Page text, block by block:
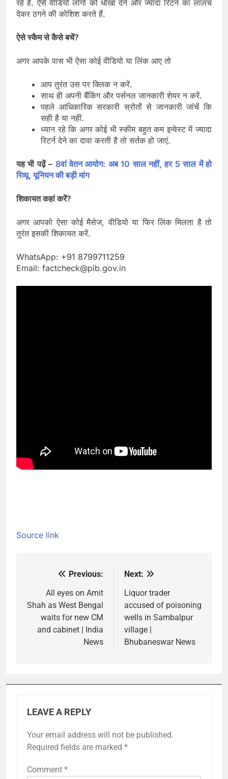
रहे हैं. ऐसे वीडियो लोगों को धोखा देने और ज्यादा रिटर्न का लालच
देकर ठगने की कोशिश करते हैं.
ऐसे स्कैम से कैसे बचें?
अगर आपके पास भी ऐसा कोई वीडियो या लिंक आए तो
आप तुरंत उस पर क्लिक न करें.
साथ ही अपनी बैंकिंग और पर्सनल जानकारी शेयर न करें.
पहले आधिकारिक सरकारी स्रोतों से जानकारी जांचें कि
सही है या नहीं.
ध्यान रहे कि अगर कोई भी स्कीम बहुत कम इन्वेस्ट में ज्यादा
रिटर्न देने का दावा करती है तो सर्तक हो जाएं.
यह भी पढ़ें – 8वां वेतन आयोग: अब 10 साल नहीं, हर 5 साल में हो
रिव्यू, यूनियन की बड़ी मांग
शिकायत कहां करें?
अगर आपको ऐसा कोई मैसेज, वीडियो या फिर लिंक मिलता है तो
तुरंत इसकी शिकायत करें.
WhatsApp: +91 8799711259
Email: factcheck@pib.gov.in
Source link
navigation
Previous:
All eyes on Amit
Shah as West Bengal
waits for new CM
and cabinet | India
News
Next:
Liquor trader
accused of poisoning
wells in Sambalpur
village |
Bhubaneswar News
LEAVE A REPLY
Your email address will not be published.
Required fields are marked *
Comment *